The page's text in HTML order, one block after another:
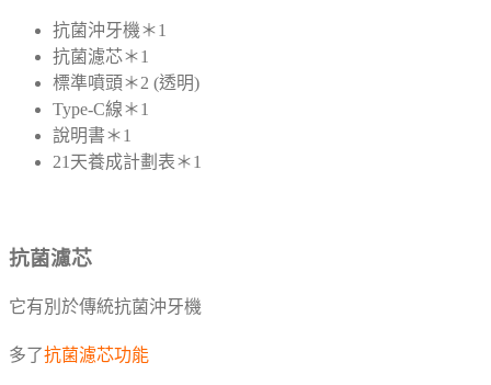
抗菌沖牙機＊1
抗菌濾芯＊1
標準噴頭＊2 (透明)
Type-C線＊1
說明書＊1
21天養成計劃表＊1
抗菌濾芯
它有別於傳統抗菌沖牙機
多了抗菌濾芯功能